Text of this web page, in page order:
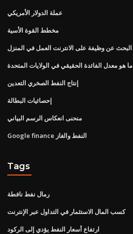
عملة الدولار الأمريكي
مخطط القوة الأسية
البحث عن وظيفة على الانترنت العمل في المنزل
ما هو معدل الفائدة الحقيقي في الولايات المتحدة
إنتاج النفط الصخري التعدين
إحصائيات البطالة
منحنى انعكاس الرسم البياني
Google finance النفط والغاز
Tags
رمال نفط نافطة
كسب المال الاستثمار في التداول عبر الإنترنت
ارتفاع أسعار النفط يؤدي إلى الركود